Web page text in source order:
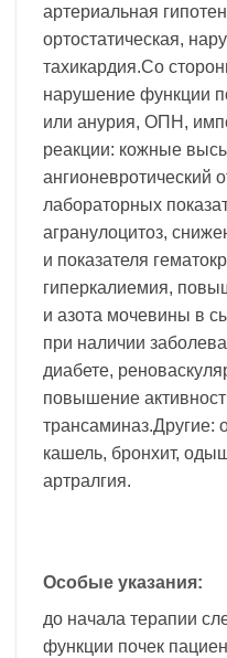
артериальная
ортостатическая,
тахикардия.Со
нарушение функции
или анурия, ОПН,
реакции: кожные
ангионевротический
лабораторных
агранулоцитоз,
и показателя
гиперкалиемия,
и азота мочевины в
при наличии
диабете,
повышение
трансаминаз.Другие:
кашель, бронхит,
артралгия.
Особые указания:
до начала терапии
функции почек